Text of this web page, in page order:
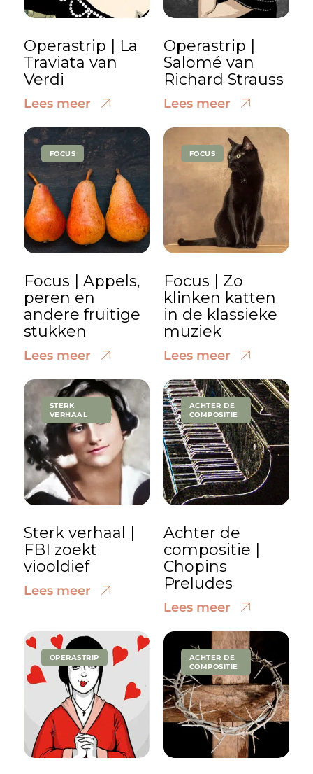
Operastrip | La
Traviata van
Verdi
Lees meer
Operastrip |
Salomé van
Richard Strauss
Lees meer
FOCUS
Focus | Appels,
peren en
andere fruitige
stukken
Lees meer
FOCUS
Focus | Zo
klinken katten
in de klassieke
muziek
Lees meer
STERK
VERHAAL
Sterk verhaal |
FBI zoekt
viooldief
Lees meer
ACHTER DE
COMPOSITIE
Achter de
compositie |
Chopins
Preludes
Lees meer
OPERASTRIP
ACHTER DE
COMPOSITIE